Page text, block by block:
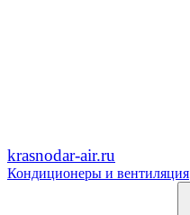
krasnodar-air.ru
Кондиционеры и вентиляция